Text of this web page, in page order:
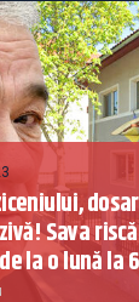
Sava
la o lună la